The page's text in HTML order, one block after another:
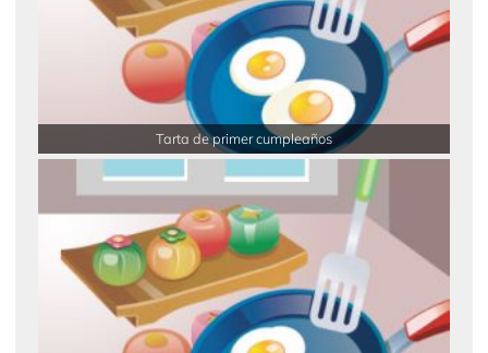
Tarta de primer cumpleaños